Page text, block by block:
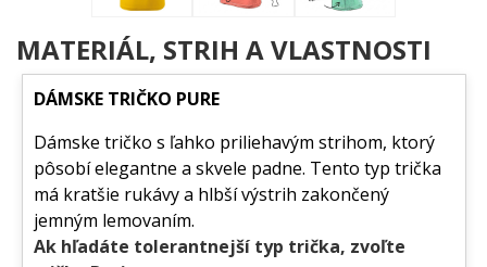
MATERIÁL, STRIH A VLASTNOSTI
DÁMSKE TRIČKO PURE
Dámske tričko s ľahko priliehavým strihom, ktorý
pôsobí elegantne a skvele padne. Tento typ trička
má kratšie rukávy a hlbší výstrih zakončený
jemným lemovaním.
Ak hľadáte tolerantnejší typ trička, zvoľte